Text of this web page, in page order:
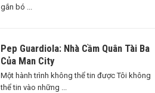
gắn bó ...
Pep Guardiola: Nhà Cầm Quân Tài Ba
Của Man City
Một hành trình không thể tin được Tôi không
thể tin vào những ...